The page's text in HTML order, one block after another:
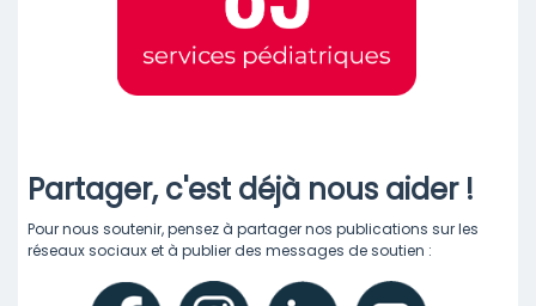
Partager, c'est déjà nous aider !
Pour nous soutenir, pensez à partager nos publications sur les
réseaux sociaux et à publier des messages de soutien :